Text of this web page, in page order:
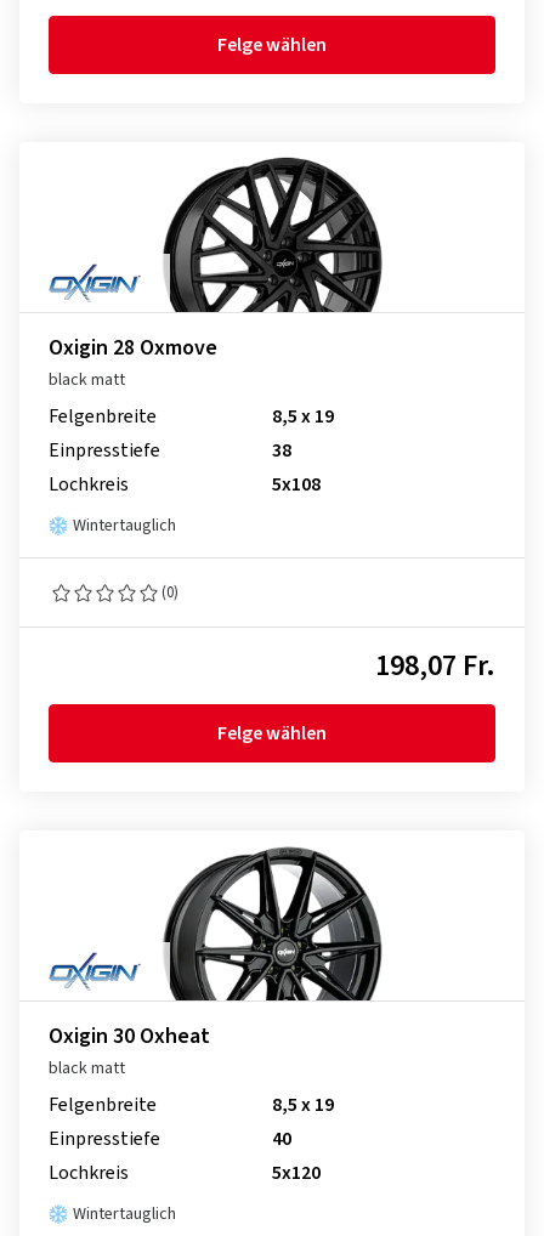
Felge wählen
Oxigin 28 Oxmove
black matt
Felgenbreite
8,5 x 19
Einpresstiefe
38
Lochkreis
5x108
Wintertauglich
(0)
198,07 Fr.
Felge wählen
Oxigin 30 Oxheat
black matt
Felgenbreite
8,5 x 19
Einpresstiefe
40
Lochkreis
5x120
Wintertauglich